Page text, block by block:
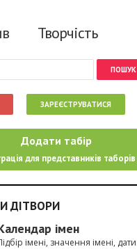
Творчість
форма
ЗАРЕЄСТРУВАТИСЯ
Додати табір
для представників таборів
ДІТВОРИ
імен
імені, значення імені, дати